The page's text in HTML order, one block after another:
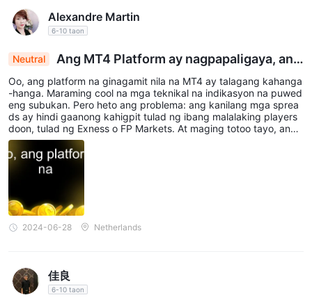
Alexandre Martin
6-10 taon
Neutral
Ang MT4 Platform ay nagpapaligaya, ang
mas maluwag na mga spread ay nagpapalakas ng
mga saloobin ng pag-alis
Oo, ang platform na ginagamit nila na MT4 ay talagang kahanga
-hanga. Maraming cool na mga teknikal na indikasyon na puwed
eng subukan. Pero heto ang problema: ang kanilang mga sprea
ds ay hindi gaanong kahigpit tulad ng ibang malalaking players
doon, tulad ng Exness o FP Markets. At maging totoo tayo, ang
mga napakapitpit na spreads na iyon ay maaaring magdulot ng
malaking pagkakaiba sa iyong mga kita. Mahal ko ang platform
at bilis nito, pero kailangan kong maging tapat, ang mga mas m
aluwag na spreads ay nagtutukso sa akin na lumipat.
2024-06-28 Netherlands
佳良
6-10 taon